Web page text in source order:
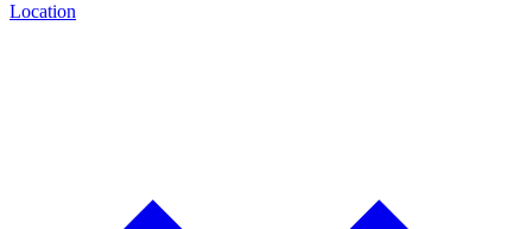
Location